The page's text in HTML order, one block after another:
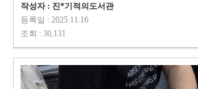
작성자 : 진*기적의도서관
등록일 : 2025.11.16
조회 : 30,131